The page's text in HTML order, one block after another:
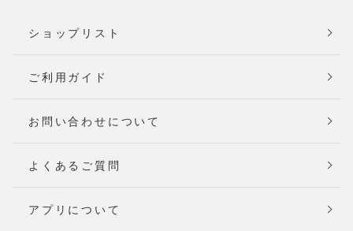
ショップリスト
ご利用ガイド
お問い合わせについて
よくあるご質問
アプリについて